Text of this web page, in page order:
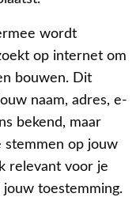
wordt
op internet om
bouwen. Dit
naam, adres, e-
bekend, maar
stemmen op jouw
relevant voor je
jouw toestemming.